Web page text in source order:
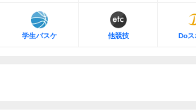
学生バスケ 他競技 Doス